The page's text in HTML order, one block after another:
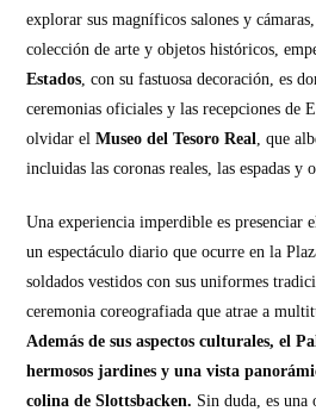
explorar sus magníficos salones y
colección de arte y objetos históricos,
Estados, con su fastuosa decoración, es
ceremonias oficiales y las recepciones de
olvidar elMuseo del Tesoro Real, que
incluidas las coronas reales, las espadas y
Una experiencia imperdible es presenciar
un espectáculo diario que ocurre en la
soldados vestidos con sus uniformes
ceremonia coreografiada que atrae a
Además de sus aspectos culturales, el
hermosos jardines y una vista
colina de Slottsbacken. Sin duda, es una